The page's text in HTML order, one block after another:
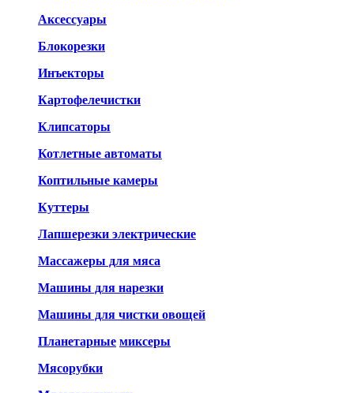
Аксессуары
Блокорезки
Инъекторы
Картофелечистки
Клипсаторы
Котлетные автоматы
Коптильные камеры
Куттеры
Лапшерезки электрические
Массажеры для мяса
Машины для нарезки
Машины для чистки овощей
Планетарные миксеры
Мясорубки